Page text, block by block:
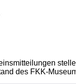
des FKK-